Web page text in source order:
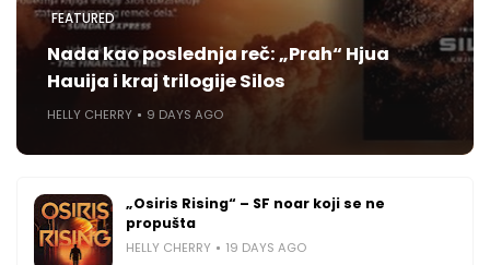
FEATURED
Nada kao poslednja reč: „Prah“ Hjua
Hauija i kraj trilogije Silos
HELLY CHERRY 9 DAYS AGO
„Osiris Rising“ – SF noar koji se ne
propušta
HELLY CHERRY 19 DAYS AGO